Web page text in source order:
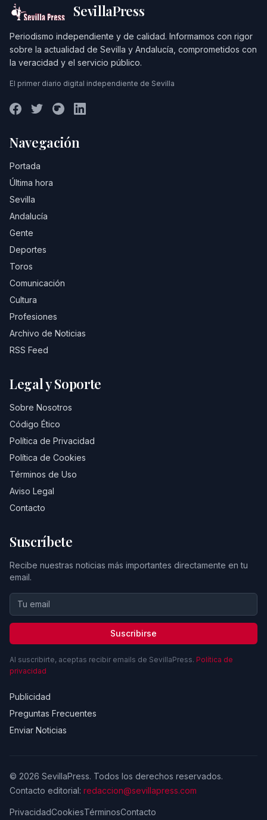
SevillaPress
Periodismo independiente y de calidad. Informamos con rigor
sobre la actualidad de Sevilla y Andalucía, comprometidos con
la veracidad y el servicio público.
El primer diario digital independiente de Sevilla
Navegación
Portada
Última hora
Sevilla
Andalucía
Gente
Deportes
Toros
Comunicación
Cultura
Profesiones
Archivo de Noticias
RSS Feed
Legal y Soporte
Sobre Nosotros
Código Ético
Política de Privacidad
Política de Cookies
Términos de Uso
Aviso Legal
Contacto
Suscríbete
Recibe nuestras noticias más importantes directamente en tu
email.
Suscribirse
Al suscribirte, aceptas recibir emails de SevillaPress. Política de
privacidad
Publicidad
Preguntas Frecuentes
Enviar Noticias
© 2026 SevillaPress. Todos los derechos reservados.
Contacto editorial: redaccion@sevillapress.com
PrivacidadCookiesTérminosContacto